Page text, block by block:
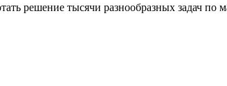
решение тысячи разнообразных задач по